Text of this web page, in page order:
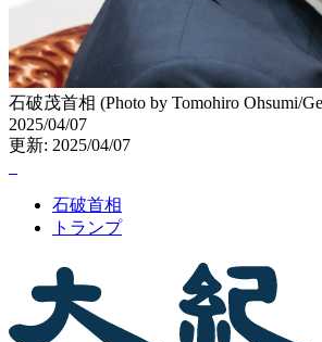
石破茂首相 (Photo by Tomohiro Ohsumi/
2025/04/07
更新: 2025/04/07
石破首相
トランプ